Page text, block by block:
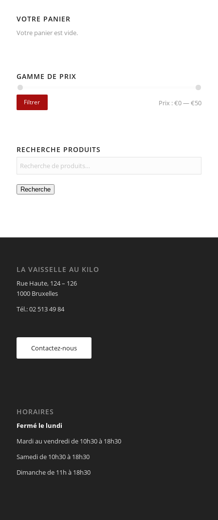
VOTRE PANIER
Votre panier est vide.
GAMME DE PRIX
Filtrer Prix :€0—€50
RECHERCHE PRODUITS
Recherche
LA VAISSELLE AU KILO
Rue Haute, 124 – 126
1000 Bruxelles
Tél.: 02 513 49 84
Contactez-nous
HORAIRES
Fermé le lundi
Mardi au vendredi de 10h30 à 18h30
Samedi de 10h30 à 18h30
Dimanche de 11h à 18h30